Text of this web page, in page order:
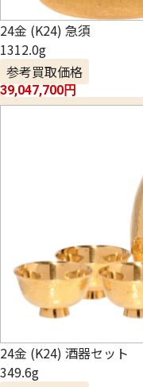
24金 (K24) 急須
1312.0g
参考買取価格
39,047,700円
24金 (K24) 酒器セット
349.6g